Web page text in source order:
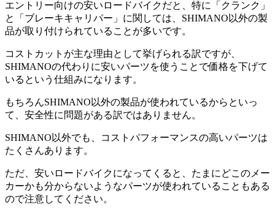
エントリー向けの安いロードバイクだと、特に「クランク」
と「ブレーキキャリパー」に関しては、SHIMANO以外の製
品が取り付けられていることが多いです。
コストカットが主な理由として挙げられる訳ですが、
SHIMANOの代わりに安いパーツを使うことで価格を下げて
いるという仕組みになります。
もちろんSHIMANO以外の製品が使われているからといっ
て、安全性に問題がある訳ではありません。
SHIMANO以外でも、コストパフォーマンスの高いパーツは
たくさんあります。
ただ、安いロードバイクになってくると、たまにどこのメー
カーかも分からないようなパーツが使われていることもある
ので注意してください。